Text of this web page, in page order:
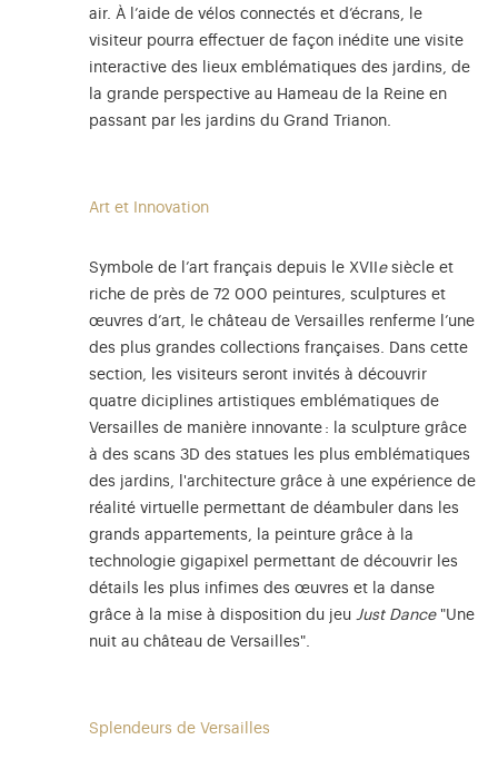
air. À l’aide de vélos connectés et d’écrans, le
visiteur pourra effectuer de façon inédite une visite
interactive des lieux emblématiques des jardins, de
la grande perspective au Hameau de la Reine en
passant par les jardins du Grand Trianon.
Art et Innovation
Symbole de l’art français depuis le XVII esiècle et
riche de près de 72 000 peintures, sculptures et
œuvres d’art, le château de Versailles renferme l’une
des plus grandes collections françaises. Dans cette
section, les visiteurs seront invités à découvrir
quatre diciplines artistiques emblématiques de
Versailles de manière innovante : la sculpture grâce
à des scans 3D des statues les plus emblématiques
des jardins, l'architecture grâce à une expérience de
réalité virtuelle permettant de déambuler dans les
grands appartements, la peinture grâce à la
technologie gigapixel permettant de découvrir les
détails les plus infimes des œuvres et la danse
grâce à la mise à disposition du jeu Just Dance"Une
nuit au château de Versailles".
Splendeurs de Versailles